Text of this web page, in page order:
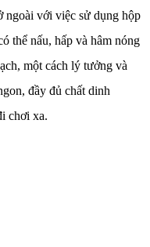
ngoài với việc sử dụng hộp
thể nấu, hấp và hâm nóng
một cách lý tưởng và
đầy đủ chất dinh
chơi xa.